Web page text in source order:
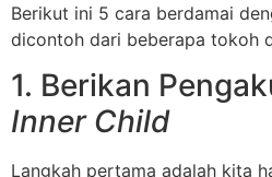
Berikut ini 5 cara berdamai
dicontoh dari beberapa tokoh
1. Berikan
Inner Child
Langkah pertama adalah kita